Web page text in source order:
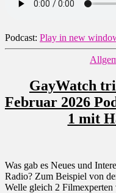
Podcast: Play in new
GayWatch
Februar 2026
1 mit
Was gab es Neues und
Radio? Zum Beispiel von
Welle gleich 2 Filmexperten